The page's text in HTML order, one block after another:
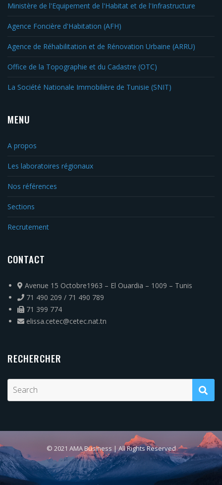
Ministère de l'Equipement de l'Habitat et de l'Infrastructure
Agence Foncière d'Habitation (AFH)
Agence de Réhabilitation et de Rénovation Urbaine (ARRU)
Office de la Topographie et du Cadastre (OTC)
La Société Nationale Immobilière de Tunisie (SNIT)
MENU
A propos
Les laboratoires régionaux
Nos références
Sections
Recrutement
CONTACT
Avenue 15 Octobre1963 – El Ouardia – 1009 – Tunis
71 490 209 / 71 490 789
71 399 774
elissa.cetec@cetec.nat.tn
RECHERCHER
© 2021 AMA Business | All Rights Reserved